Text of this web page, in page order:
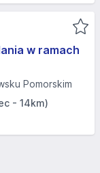
w ramach
Pomorskim
- 14km)